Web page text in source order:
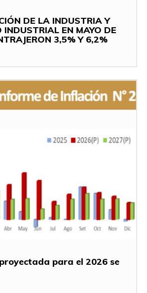
DE LA INDUSTRIA Y
INDUSTRIAL EN MAYO DE
3,5% Y 6,2%
para el 2026 se